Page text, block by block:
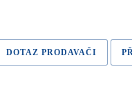
DOTAZ PRODAVAČI